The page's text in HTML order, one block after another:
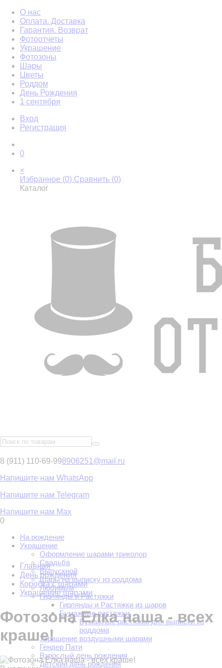
О нас
Оплата. Доставка
Гарантия. Возврат
Фотоотчеты
Украшение
Фотозоны
Шары
Цветы
Роддом
День Рождения
1 сентября
Вход
Регистрация
0
×
Избранное (0) Сравнить (0)
Каталог
8 (911) 110-69-998906251@mail.ru
Напишите нам WhatsApp
Напишите нам Telegram
Напишите нам Max
0
На рождение
Украшение
Оформление шарами триколор
Свадьба
Выпускной
Шары на выписку из роддома
Любимым
Гирлянды и Растяжки
Гирлянды и Растяжки из шаров
Бумажные растяжки
Бумажные растяжки для выписки из
роддома
Украшение воздушными шарами
Гендер Пати
Взрослый день рождения
Детский день рождения
Главная
День рождения
Коробка с шарами
Украшение шарами
Фотозона Елка наша - всех
краше!